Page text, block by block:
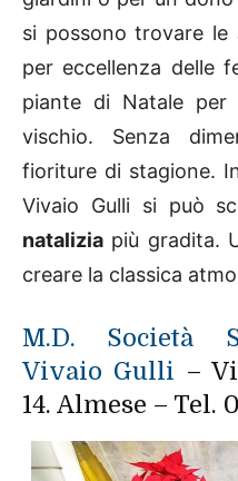
si possono trovare le
per eccellenza delle
piante di Natale per
vischio. Senza
fioriture di stagione.
Vivaio Gulli si può
natalizia più gradita.
creare la classica
M.D. Società
Vivaio Gulli –
14. Almese – Tel.